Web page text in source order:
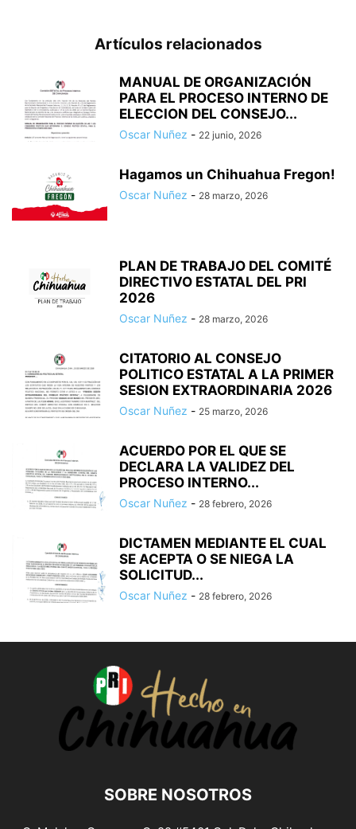
Artículos relacionados
MANUAL DE ORGANIZACIÓN
PARA EL PROCESO INTERNO DE
ELECCION DEL CONSEJO...
Oscar Nuñez - 22 junio, 2026
Hagamos un Chihuahua Fregon!
Oscar Nuñez - 28 marzo, 2026
PLAN DE TRABAJO DEL COMITÉ
DIRECTIVO ESTATAL DEL PRI
2026
Oscar Nuñez - 28 marzo, 2026
CITATORIO AL CONSEJO
POLITICO ESTATAL A LA PRIMER
SESION EXTRAORDINARIA 2026
Oscar Nuñez - 25 marzo, 2026
ACUERDO POR EL QUE SE
DECLARA LA VALIDEZ DEL
PROCESO INTERNO...
Oscar Nuñez - 28 febrero, 2026
DICTAMEN MEDIANTE EL CUAL
SE ACEPTA O SE NIEGA LA
SOLICITUD...
Oscar Nuñez - 28 febrero, 2026
SOBRE NOSOTROS